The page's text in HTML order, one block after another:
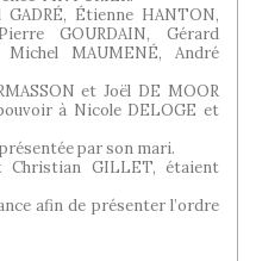
Étienne HANTON,
GOURDAIN, Gérard
Michel MAUMENÉ, André
et Joël DE MOOR
à Nicole DELOGE et
par son mari.
Christian GILLET, étaient
afin de présenter l’ordre